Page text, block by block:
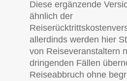
Diese ergänzende
ähnlich der
allerdinds werden hier
von Reiseveranstaltern
dringenden Fällen
Reiseabbruch ohne